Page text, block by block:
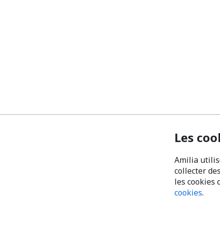
Les
Amilia
collecter
les cookies
cookies.